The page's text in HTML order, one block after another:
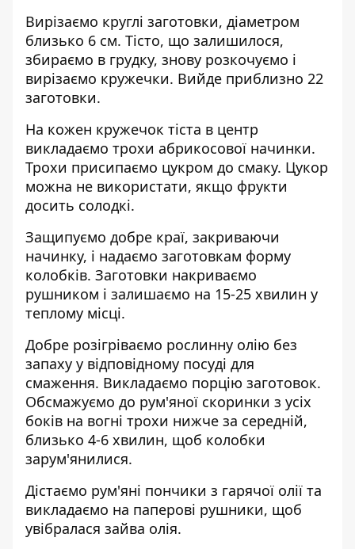
Вирізаємо круглі заготовки, діаметром
близько 6 см. Тісто, що залишилося,
збираємо в грудку, знову розкочуємо і
вирізаємо кружечки. Вийде приблизно 22
заготовки.
На кожен кружечок тіста в центр
викладаємо трохи абрикосової начинки.
Трохи присипаємо цукром до смаку. Цукор
можна не використати, якщо фрукти
досить солодкі.
Защипуємо добре краї, закриваючи
начинку, і надаємо заготовкам форму
колобків. Заготовки накриваємо
рушником і залишаємо на 15-25 хвилин у
теплому місці.
Добре розігріваємо рослинну олію без
запаху у відповідному посуді для
смаження. Викладаємо порцію заготовок.
Обсмажуємо до рум'яної скоринки з усіх
боків на вогні трохи нижче за середній,
близько 4-6 хвилин, щоб колобки
зарум'янилися.
Дістаємо рум'яні пончики з гарячої олії та
викладаємо на паперові рушники, щоб
увібралася зайва олія.